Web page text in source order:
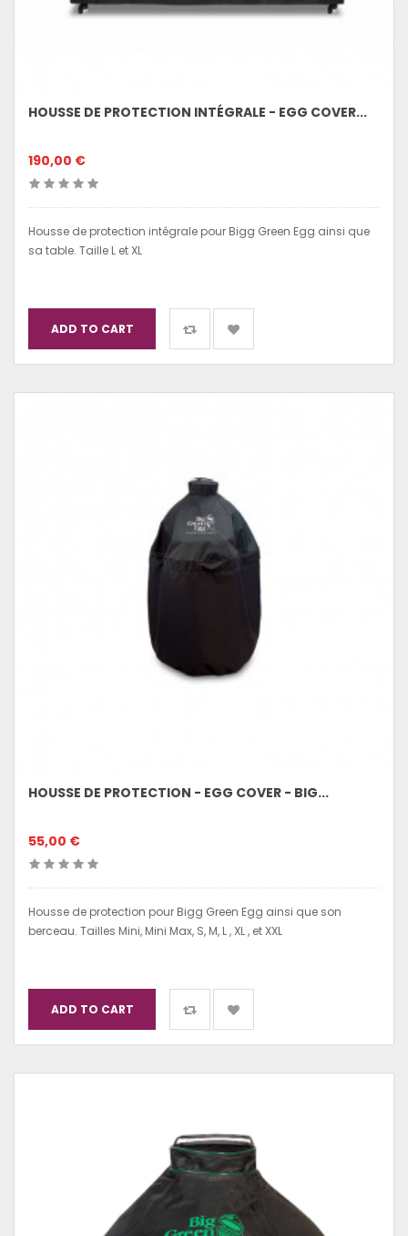
HOUSSE DE PROTECTION INTÉGRALE - EGG COVER...
190,00 €
Housse de protection intégrale pour Bigg Green Egg ainsi que
sa table. Taille L et XL
ADD TO CART
HOUSSE DE PROTECTION - EGG COVER - BIG...
55,00 €
Housse de protection pour Bigg Green Egg ainsi que son
berceau. Tailles Mini, Mini Max, S, M, L , XL , et XXL
ADD TO CART